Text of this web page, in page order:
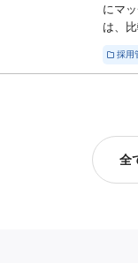
にマ
は、
採用
全